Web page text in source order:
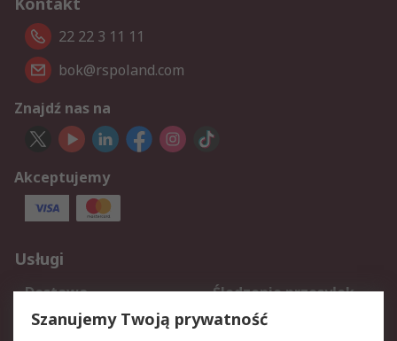
22 22 3 11 11
bok@rspoland.com
Znajdź nas na
Akceptujemy
Usługi
Dostawa
Śledzenie przesyłek
Reklamacje i zwroty
Rejestracja
Szanujemy Twoją prywatność